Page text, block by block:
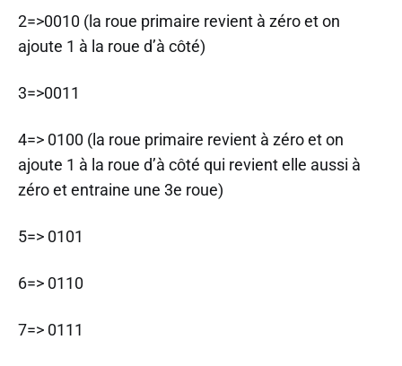
2=>0010 (la roue primaire revient à zéro et on
ajoute 1 à la roue d’à côté)
3=>0011
4=> 0100 (la roue primaire revient à zéro et on
ajoute 1 à la roue d’à côté qui revient elle aussi à
zéro et entraine une 3e roue)
5=> 0101
6=> 0110
7=> 0111